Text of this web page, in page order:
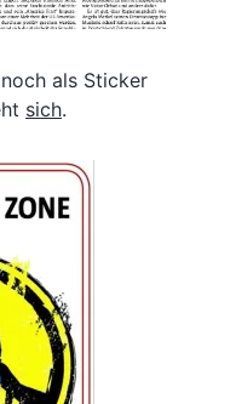
als Sticker
sich.